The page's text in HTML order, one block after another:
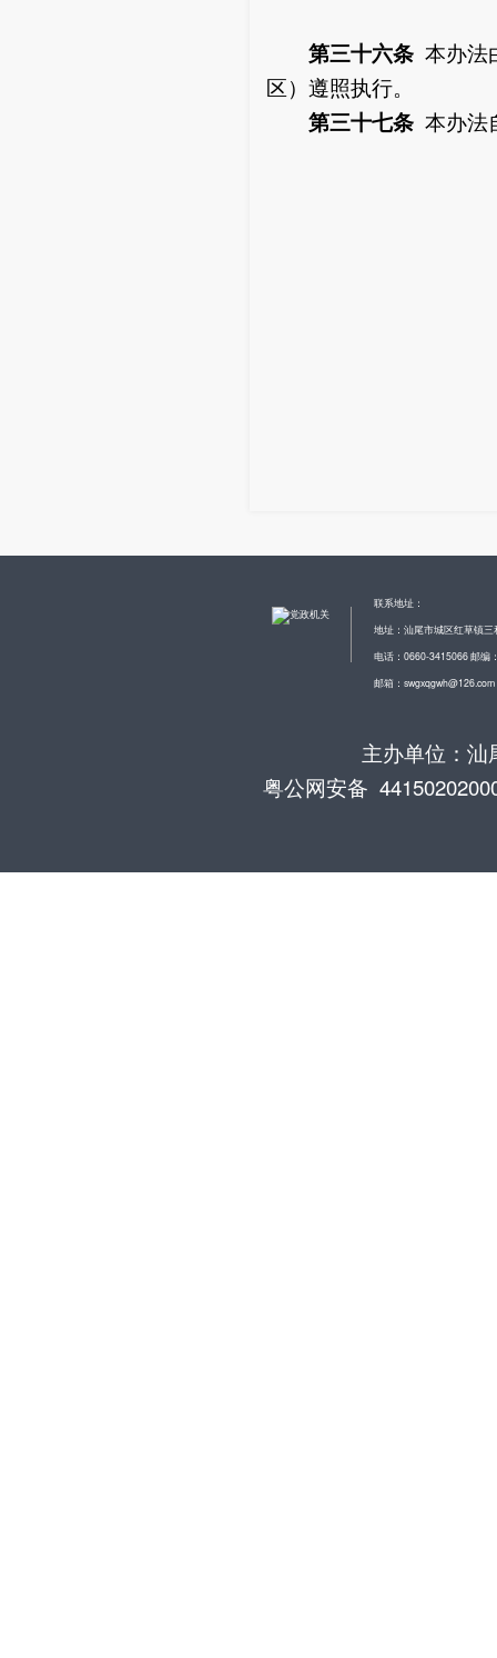
第三十六条 本办法
区）遵照执行。
第三十七条 本办法
联系地址：
地址：汕尾市城区红草镇
电话：0660-3415066 邮编
邮箱：swgxqgwh@126.com
主办单位：汕
粤公网安备